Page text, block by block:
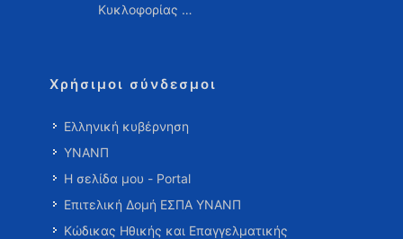
Κυκλοφορίας …
Χρήσιμοι σύνδεσμοι
Ελληνική κυβέρνηση
ΥΝΑΝΠ
Η σελίδα μου - Portal
Επιτελική Δομή ΕΣΠΑ ΥΝΑΝΠ
Κώδικας Ηθικής και Επαγγελματικής